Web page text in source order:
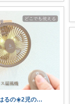
はるの☀️2児のママ𓂃◌𓈒𓐍